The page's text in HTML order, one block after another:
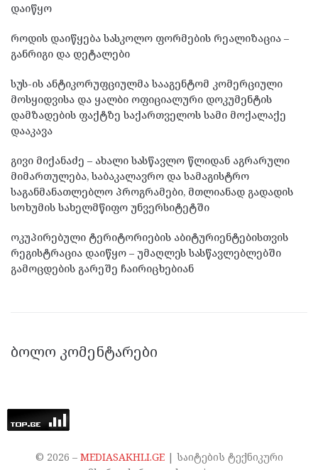
დაიწყო
როდის დაიწყება სასკოლო ფორმების რეალიზაცია –
განრიგი და დეტალები
სუს-ის ანტიკორუფციულმა სააგენტომ კომერციული
მოსყიდვისა და ყალბი ოფიციალური დოკუმენტის
დამზადების ფაქტზე საქართველოს სამი მოქალაქე
დააკავა
გივი მიქანაძე – ახალი სასწავლო წლიდან აგრარული
მიმართულება, საბაკალავრო და სამაგისტრო
საგანმანათლებლო პროგრამები, მთლიანად გადადის
სოხუმის სახელმწიფო უნვერსიტეტში
ოკუპირებული ტერიტორიების აბიტურიენტებისთვის
რეგისტრაცია დაიწყო – უმაღლეს სასწავლებლებში
გამოცდების გარეშე ჩაირიცხებიან
ᲑᲝᲚᲝ ᲙᲝᲛᲔᲜᲢᲐᲠᲔᲑᲘ
© 2026 – MEDIASAKHLI.GE| საიტების ტექნიკური